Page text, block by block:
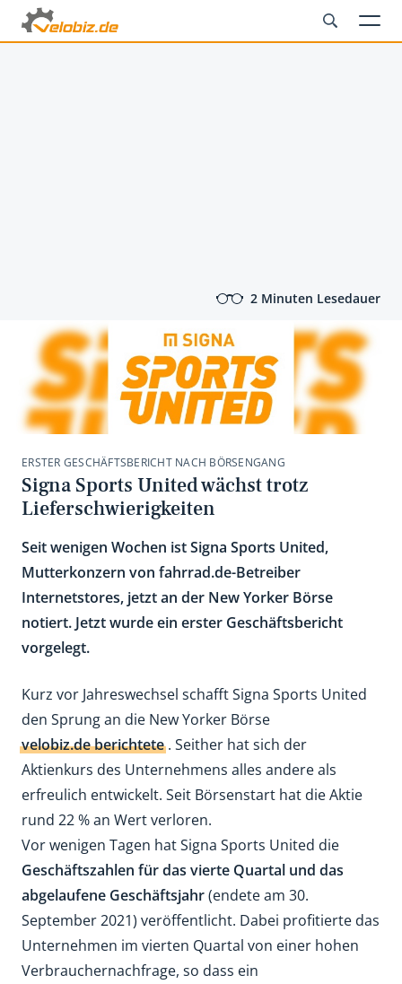
2 Minuten Lesedauer
ERSTER GESCHÄFTSBERICHT NACH BÖRSENGANG
Signa Sports United wächst trotz
Lieferschwierigkeiten
Seit wenigen Wochen ist Signa Sports United,
Mutterkonzern von fahrrad.de-Betreiber
Internetstores, jetzt an der New Yorker Börse
notiert. Jetzt wurde ein erster Geschäftsbericht
vorgelegt.
Kurz vor Jahreswechsel schafft Signa Sports United
den Sprung an die New Yorker Börse
velobiz.de berichtete. Seither hat sich der
Aktienkurs des Unternehmens alles andere als
erfreulich entwickelt. Seit Börsenstart hat die Aktie
rund 22 % an Wert verloren.
Vor wenigen Tagen hat Signa Sports United die
Geschäftszahlen für das vierte Quartal und das
abgelaufene Geschäftsjahr(endete am 30.
September 2021) veröffentlicht. Dabei profitierte das
Unternehmen im vierten Quartal von einer hohen
Verbrauchernachfrage, so dass ein